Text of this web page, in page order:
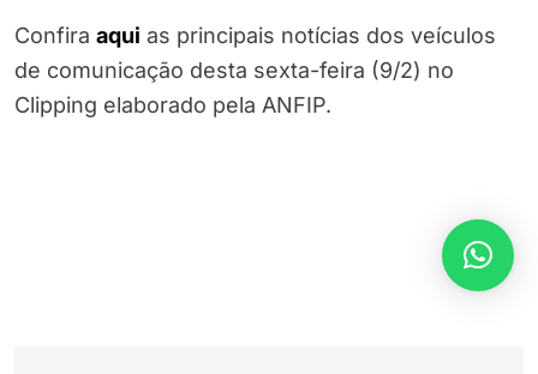
Confira aqui as principais notícias dos veículos
de comunicação desta sexta-feira (9/2) no
Clipping elaborado pela ANFIP.